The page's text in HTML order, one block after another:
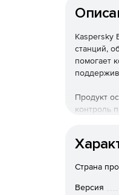
Kaspersky
станций,
помогает
Продукт
контроль
Kaspersky
точек,
Страна
Версия